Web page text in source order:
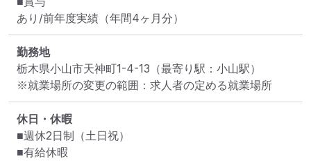
あり/前年度実績（年間4ヶ月分）
勤務地
栃木県小山市天神町1-4-13 （最寄り駅：小山駅）
※就業場所の変更の範囲：求人者の定める就業場所
休日・休暇
■週休2日制（土日祝）
■有給休暇